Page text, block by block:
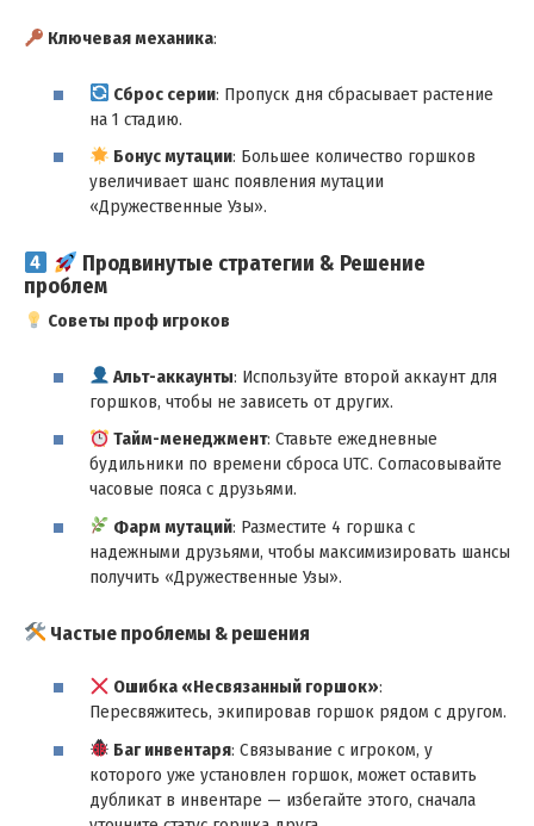
Ключевая механика:
Сброс серии: Пропуск дня сбрасывает растение
на 1 стадию.
Бонус мутации: Большее количество горшков
увеличивает шанс появления мутации
«Дружественные Узы».
Продвинутые стратегии & Решение
проблем
Советы проф игроков
Альт-аккаунты: Используйте второй аккаунт для
горшков, чтобы не зависеть от других.
Тайм-менеджмент: Ставьте ежедневные
будильники по времени сброса UTC. Согласовывайте
часовые пояса с друзьями.
Фарм мутаций: Разместите 4 горшка с
надежными друзьями, чтобы максимизировать шансы
получить «Дружественные Узы».
Частые проблемы & решения
Ошибка «Несвязанный горшок»:
Пересвяжитесь, экипировав горшок рядом с другом.
Баг инвентаря: Связывание с игроком, у
которого уже установлен горшок, может оставить
дубликат в инвентаре — избегайте этого, сначала